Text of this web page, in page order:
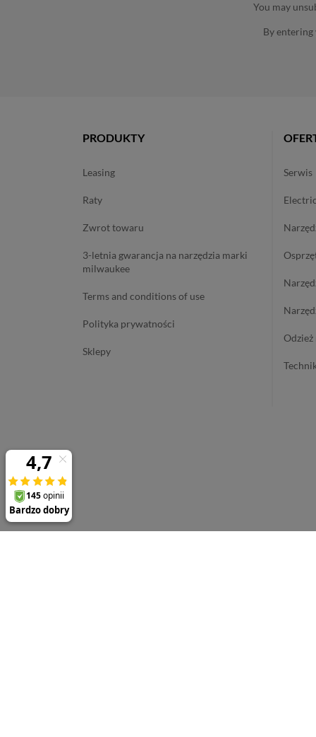
You may
By
PRODUKTY
leasing
raty
zwrot towaru
3-letnia gwarancja na narzędzia marki
milwaukee
terms and conditions of use
polityka prywatności
sklepy
serwis